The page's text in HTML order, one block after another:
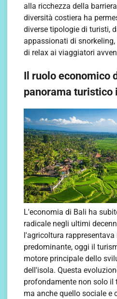
alla ricchezza della
diversità costiera ha
diverse tipologie di turisti,
appassionati di
di relax ai viaggiatori
Il ruolo economico
panorama turistico
L'economia di Bali ha
radicale negli ultimi
l'agricoltura rappresentava
predominante, oggi il
motore principale dello
dell'isola. Questa
profondamente non solo il
ma anche quello sociale e